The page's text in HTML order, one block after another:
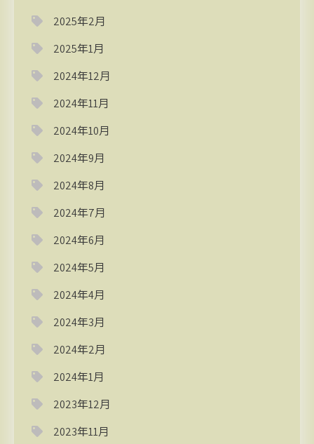
2025年2月
2025年1月
2024年12月
2024年11月
2024年10月
2024年9月
2024年8月
2024年7月
2024年6月
2024年5月
2024年4月
2024年3月
2024年2月
2024年1月
2023年12月
2023年11月